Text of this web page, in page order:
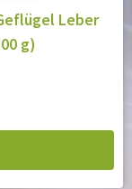
Leber
g)